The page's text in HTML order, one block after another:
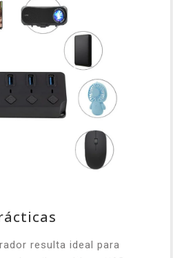
resulta ideal para